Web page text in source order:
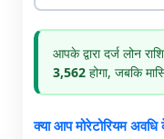
आपके द्वारा दर्ज लोन
3,562 होगा, जबकि
क्या आप मोरेटोरियम